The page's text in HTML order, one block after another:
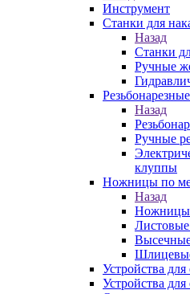
Инструмент
Станки для
Назад
Станки
Ручные
Назад
Ручные
клуппы
Ножницы по
Назад
Ножницы
Устройства
Устройства